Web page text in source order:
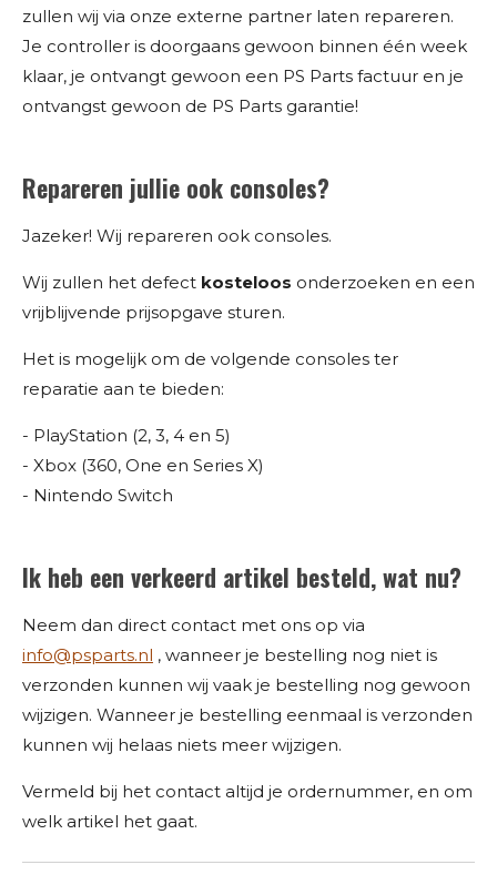
zullen wij via onze externe partner laten repareren.
Je controller is doorgaans gewoon binnen één week
klaar, je ontvangt gewoon een PS Parts factuur en je
ontvangst gewoon de PS Parts garantie!
Repareren jullie ook consoles?
Jazeker! Wij repareren ook consoles.
Wij zullen het defect kosteloos onderzoeken en een
vrijblijvende prijsopgave sturen.
Het is mogelijk om de volgende consoles ter
reparatie aan te bieden:
- PlayStation (2, 3, 4 en 5)
- Xbox (360, One en Series X)
- Nintendo Switch
Ik heb een verkeerd artikel besteld, wat nu?
Neem dan direct contact met ons op via
info@psparts.nl , wanneer je bestelling nog niet is
verzonden kunnen wij vaak je bestelling nog gewoon
wijzigen. Wanneer je bestelling eenmaal is verzonden
kunnen wij helaas niets meer wijzigen.
Vermeld bij het contact altijd je ordernummer, en om
welk artikel het gaat.